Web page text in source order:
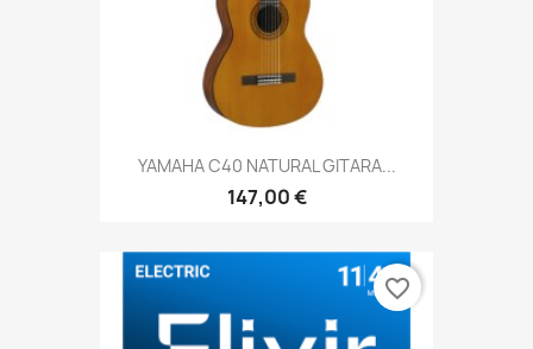
YAMAHA C40 NATURAL GITARA...
147,00 €
favorite_border